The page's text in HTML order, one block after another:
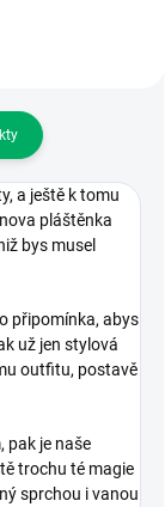
a ještě k tomu
pláštěnka
bys musel
připomínka, abys
už jen stylová
outfitu, postavě
pak je naše
trochu té magie
sprchou i vanou